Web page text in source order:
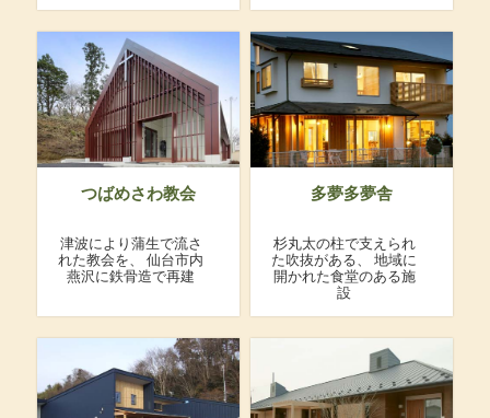
つばめさわ教会
津波により蒲生で流さ
れた教会を、
仙台市内
燕沢に鉄骨造で再建
多夢多夢舎
杉丸太の柱で支えられ
た吹抜がある、
地域に
開かれた食堂のある施
設